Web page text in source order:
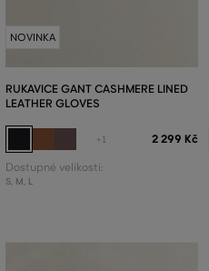
NOVINKA
RUKAVICE GANT CASHMERE LINED
LEATHER GLOVES
+1 2 299 Kč
Dostupné velikosti:
S, M, L